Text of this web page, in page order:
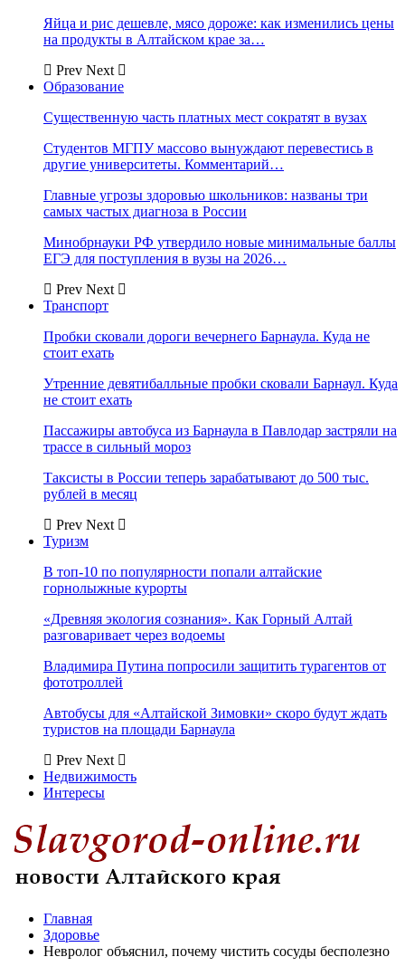
Яйца и рис дешевле, мясо дороже: как изменились цены
на продукты в Алтайском крае за…
Prev Next
Образование
Существенную часть платных мест сократят в вузах
Студентов МГПУ массово вынуждают перевестись в
другие университеты. Комментарий…
Главные угрозы здоровью школьников: названы три
самых частых диагноза в России
Минобрнауки РФ утвердило новые минимальные баллы
ЕГЭ для поступления в вузы на 2026…
Prev Next
Транспорт
Пробки сковали дороги вечернего Барнаула. Куда не
стоит ехать
Утренние девятибалльные пробки сковали Барнаул. Куда
не стоит ехать
Пассажиры автобуса из Барнаула в Павлодар застряли на
трассе в сильный мороз
Таксисты в России теперь зарабатывают до 500 тыс.
рублей в месяц
Prev Next
Туризм
В топ-10 по популярности попали алтайские
горнолыжные курорты
«Древняя экология сознания». Как Горный Алтай
разговаривает через водоемы
Владимира Путина попросили защитить турагентов от
фототроллей
Автобусы для «Алтайской Зимовки» скоро будут ждать
туристов на площади Барнаула
Prev Next
Недвижимость
Интересы
Главная
Здоровье
Невролог объяснил, почему чистить сосуды бесполезно